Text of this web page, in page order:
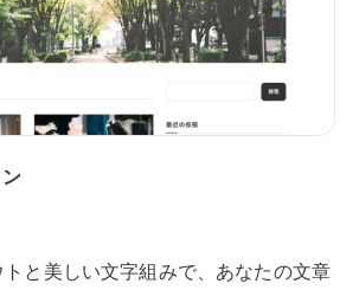
と美しい文字組みで、あなたの文章